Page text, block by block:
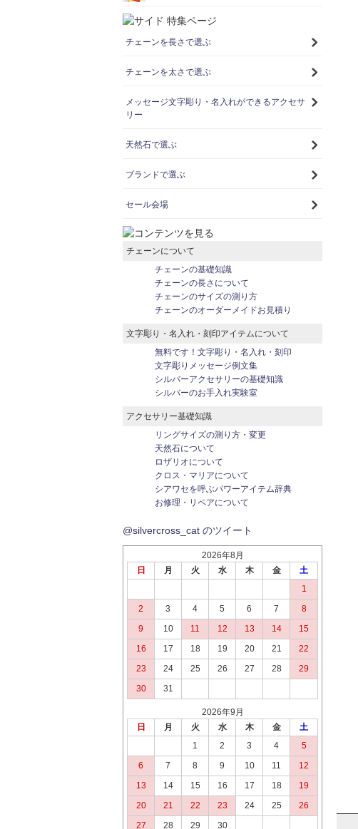
チェーンを長さで選ぶ
チェーンを太さで選ぶ
メッセージ文字彫り・名入れができるアクセサ
リー
天然石で選ぶ
ブランドで選ぶ
セール会場
チェーンについて
チェーンの基礎知識
チェーンの長さについて
チェーンのサイズの測り方
チェーンのオーダーメイドお見積り
文字彫り・名入れ・刻印アイテムについて
無料です！文字彫り・名入れ・刻印
文字彫りメッセージ例文集
シルバーアクセサリーの基礎知識
シルバーのお手入れ実験室
アクセサリー基礎知識
リングサイズの測り方・変更
天然石について
ロザリオについて
クロス・マリアについて
シアワセを呼ぶパワーアイテム辞典
お修理・リペアについて
@silvercross_cat のツイート
2026年8月
日
月 火 水 木 金
土
1
2
3 4 5 6 7
8
9
10 11 12 13 14
15
16
17 18 19 20 21
22
23
24 25 26 27 28
29
30
31
2026年9月
日
月 火 水 木 金
土
1
2 3 4
5
6
7 8 9 10 11
12
13
14 15 16 17 18
19
20
21 22 23 24 25
26
27
28 29 30